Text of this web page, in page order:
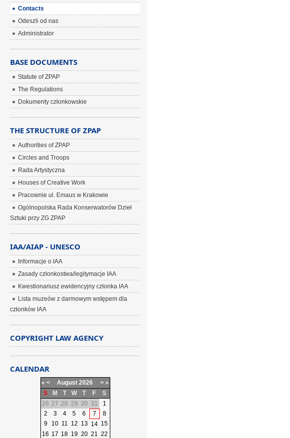
Contacts
Odeszli od nas
Administrator
BASE DOCUMENTS
Statute of ZPAP
The Regulations
Dokumenty członkowskie
THE STRUCTURE OF ZPAP
Authorities of ZPAP
Circles and Troops
Rada Artystyczna
Houses of Creative Work
Pracownie ul. Emaus w Krakowie
Ogólnopolska Rada Konserwatorów Dzieł
Sztuki przy ZG ZPAP
IAA/AIAP - UNESCO
Informacje o IAA
Zasady członkostwa/legitymacje IAA
Kwestionariusz ewidencyjny członka IAA
Lista muzeów z darmowym wstępem dla
członków IAA
COPYRIGHT LAW AGENCY
CALENDAR
« < August 2026 > »
S
M T W T F
S
26 27 28 29 30 31
1
2
3 4 5 6 7
8
9
10 11 12 13 14 15
16 17 18 19 20 21 22